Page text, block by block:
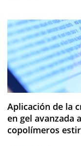
Aplicación de la
en gel avanzada
copolímeros